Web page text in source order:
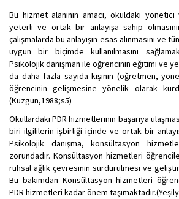
Bu hizmet alanının amacı, okuldaki
yeterli ve ortak bir anlayışa sahip
çalışmalarda bu anlayışın esas alınmasını ve
uygun bir biçimde kullanılmasını
Psikolojik danışman ile öğrencinin eğitimi ve
da daha fazla sayıda kişinin (öğretmen,
öğrencinin gelişmesine yönelik olarak
(Kuzgun,1988;s5)
Okullardaki PDR hizmetlerinin başarıya
biri ilgililerin işbirliği içinde ve ortak bir
Psikolojik danışma, konsültasyon
zorundadır. Konsültasyon hizmetleri
ruhsal ağlık çevresinin sürdürülmesi ve
Bu bakımdan Konsültasyon hizmetleri
PDR hizmetleri kadar önem